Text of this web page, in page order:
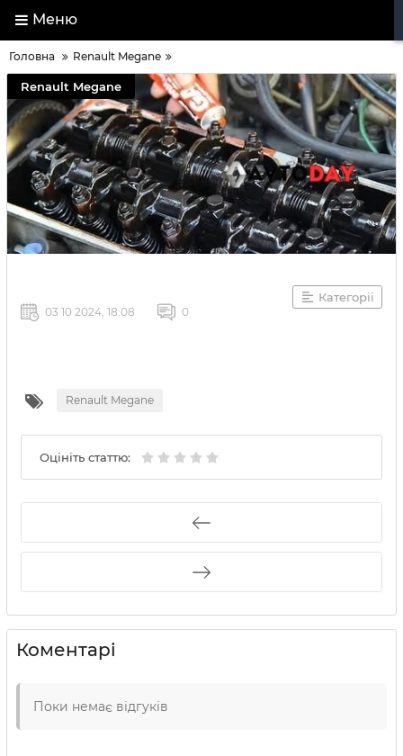
Меню
Головна Renault Megane
Renault Megane
Категорії
03 10 2024, 18:08 0
Renault Megane
Оцініть статтю:
Коментарі
Поки немає відгуків